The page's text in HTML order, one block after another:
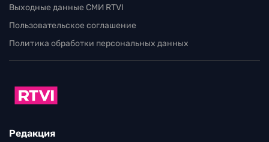
Выходные данные СМИ RTVI
Пользовательское соглашение
Политика обработки персональных данных
Редакция